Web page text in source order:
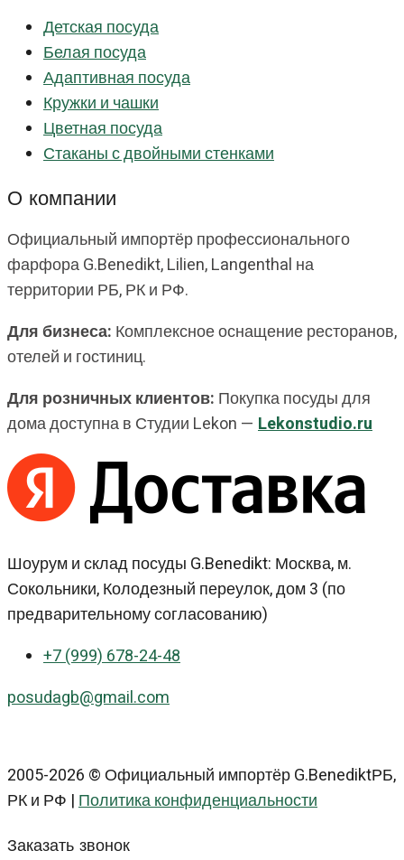
Детская посуда
Белая посуда
Адаптивная посуда
Кружки и чашки
Цветная посуда
Стаканы с двойными стенками
О компании
Официальный импортёр профессионального
фарфора G.Benedikt, Lilien, Langenthal на
территории РБ, РК и РФ.
Для бизнеса: Комплексное оснащение ресторанов,
отелей и гостиниц.
Для розничных клиентов: Покупка посуды для
дома доступна в Студии Lekon — Lekonstudio.ru
Шоурум и склад посуды G.Benedikt: Москва, м.
Сокольники, Колодезный переулок, дом 3 (по
предварительному согласованию)
+7 (999) 678-24-48
posudagb@gmail.com
2005-2026 © Официальный импортёр G.BenediktРБ,
РК и РФ |Политика конфиденциальности
Заказать звонок